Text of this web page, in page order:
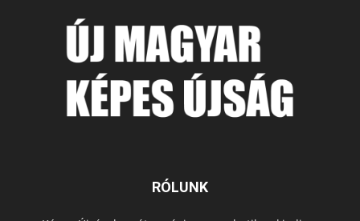
RÓLUNK